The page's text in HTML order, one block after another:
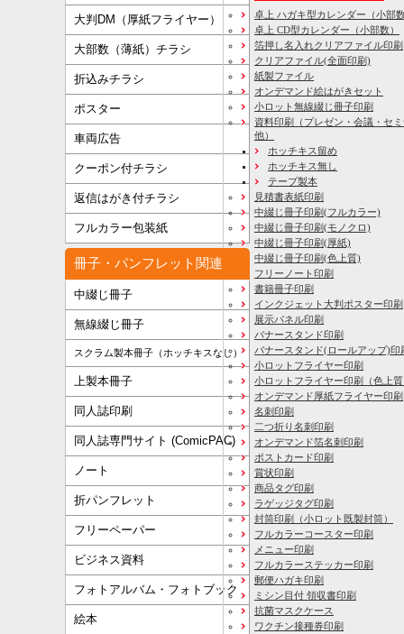
大判DM（厚紙フライヤー）
大部数（薄紙）チラシ
折込みチラシ
ポスター
車両広告
クーポン付チラシ
返信はがき付チラシ
フルカラー包装紙
冊子・パンフレット関連
中綴じ冊子
無線綴じ冊子
スクラム製本冊子（ホッチキスなし）
上製本冊子
同人誌印刷
同人誌専門サイト (ComicPAC)
ノート
折パンフレット
フリーペーパー
ビジネス資料
フォトアルバム・フォトブック
絵本
卓上 ハガキ型カレンダー（小部
卓上 CD型カレンダー（小部数）
箔押し名入れクリアファイル印刷
クリアファイル(全面印刷)
紙製ファイル
オンデマンド絵はがきセット
小ロット無線綴じ冊子印刷
資料印刷
（プレゼン・会議・セ
他）
ホッチキス留め
ホッチキス無し
テープ製本
見積書表紙印刷
中綴じ冊子印刷(フルカラー)
中綴じ冊子印刷(モノクロ)
中綴じ冊子印刷(厚紙)
中綴じ冊子印刷(色上質)
フリーノート印刷
書籍冊子印刷
インクジェット大判ポスター印刷
展示パネル印刷
バナースタンド印刷
バナースタンド(ロールアップ)印
小ロットフライヤー印刷
小ロットフライヤー印刷（色上
オンデマンド厚紙フライヤー印刷
名刺印刷
二つ折り名刺印刷
オンデマンド箔名刺印刷
ポストカード印刷
賞状印刷
商品タグ印刷
ラゲッジタグ印刷
封筒印刷
（小ロット既製封筒）
フルカラーコースター印刷
メニュー印刷
フルカラーステッカー印刷
郵便ハガキ印刷
ミシン目付 領収書印刷
抗菌マスクケース
ワクチン接種券印刷